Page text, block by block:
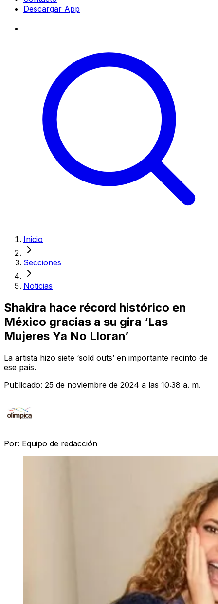
Descargar App
Inicio
Secciones
Noticias
Shakira hace récord histórico en
México gracias a su gira ‘Las
Mujeres Ya No Lloran’
La artista hizo siete ‘sold outs’ en importante recinto de
ese país.
Publicado: 25 de noviembre de 2024 a las 10:38 a. m.
Por: Equipo de redacción